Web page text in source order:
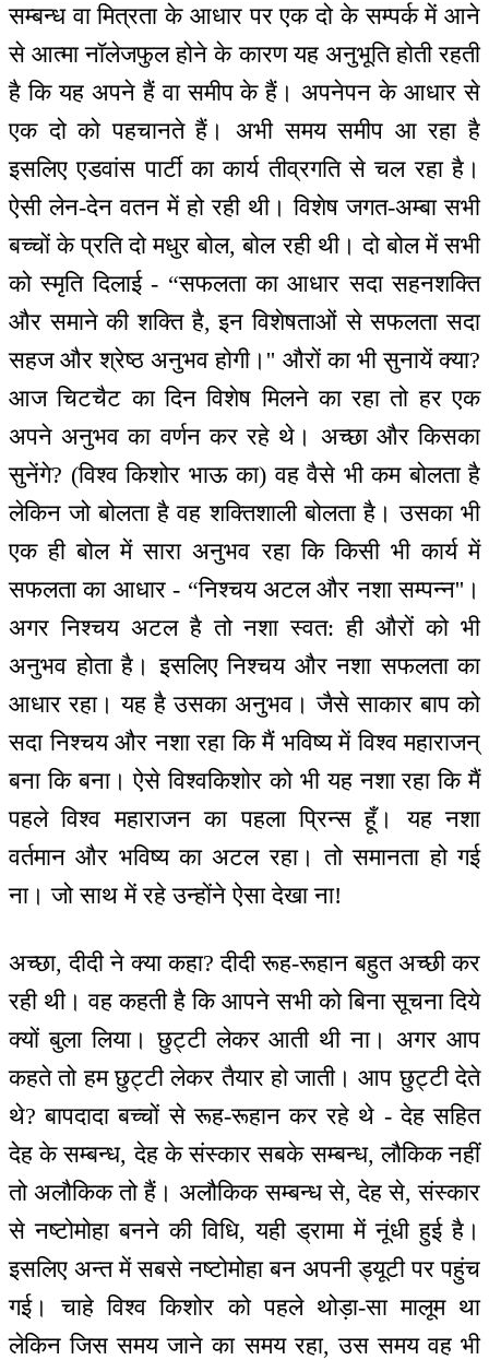
सम्बन्ध वा मित्रता के आधार पर एक दो के सम्पर्क में आने
से आत्मा नॉलेजफुल होने के कारण यह अनुभूति होती रहती
है कि यह अपने हैं वा समीप के हैं। अपनेपन के आधार से
एक दो को पहचानते हैं। अभी समय समीप आ रहा है
इसलिए एडवांस पार्टी का कार्य तीव्रगति से चल रहा है।
ऐसी लेन-देन वतन में हो रही थी। विशेष जगत-अम्बा सभी
बच्चों के प्रति दो मधुर बोल, बोल रही थी। दो बोल में सभी
को स्मृति दिलाई - “सफलता का आधार सदा सहनशक्ति
और समाने की शक्ति है, इन विशेषताओं से सफलता सदा
सहज और श्रेष्ठ अनुभव होगी।'' औरों का भी सुनायें क्या?
आज चिटचैट का दिन विशेष मिलने का रहा तो हर एक
अपने अनुभव का वर्णन कर रहे थे। अच्छा और किसका
सुनेंगे? (विश्व किशोर भाऊ का) वह वैसे भी कम बोलता है
लेकिन जो बोलता है वह शक्तिशाली बोलता है। उसका भी
एक ही बोल में सारा अनुभव रहा कि किसी भी कार्य में
सफलता का आधार - “निश्चय अटल और नशा सम्पन्न''।
अगर निश्चय अटल है तो नशा स्वत: ही औरों को भी
अनुभव होता है। इसलिए निश्चय और नशा सफलता का
आधार रहा। यह है उसका अनुभव। जैसे साकार बाप को
सदा निश्चय और नशा रहा कि मैं भविष्य में विश्व महाराजन्
बना कि बना। ऐसे विश्वकिशोर को भी यह नशा रहा कि मैं
पहले विश्व महाराजन का पहला प्रिन्स हूँ। यह नशा
वर्तमान और भविष्य का अटल रहा। तो समानता हो गई
ना। जो साथ में रहे उन्होंने ऐसा देखा ना!
अच्छा, दीदी ने क्या कहा? दीदी रूह-रूहान बहुत अच्छी कर
रही थी। वह कहती है कि आपने सभी को बिना सूचना दिये
क्यों बुला लिया। छुट्टी लेकर आती थी ना। अगर आप
कहते तो हम छुट्टी लेकर तैयार हो जाती। आप छुट्टी देते
थे? बापदादा बच्चों से रूह-रूहान कर रहे थे - देह सहित
देह के सम्बन्ध, देह के संस्कार सबके सम्बन्ध, लौकिक नहीं
तो अलौकिक तो हैं। अलौकिक सम्बन्ध से, देह से, संस्कार
से नष्टोमोहा बनने की विधि, यही ड्रामा में नूंधी हुई है।
इसलिए अन्त में सबसे नष्टोमोहा बन अपनी ड्यूटी पर पहुंच
गई। चाहे विश्व किशोर को पहले थोड़ा-सा मालूम था
लेकिन जिस समय जाने का समय रहा, उस समय वह भी